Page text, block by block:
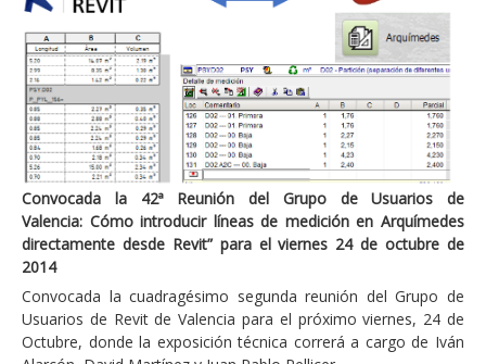
Convocada la 42ª Reunión del Grupo de Usuarios de
Valencia: Cómo introducir líneas de medición en Arquímedes
directamente desde Revit” para el viernes 24 de octubre de
2014
Convocada la cuadragésimo segunda reunión del Grupo de
Usuarios de Revit de Valencia para el próximo viernes, 24 de
Octubre, donde la exposición técnica correrá a cargo de Iván